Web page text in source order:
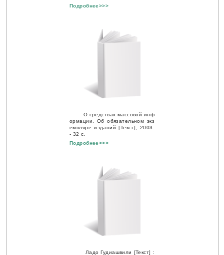
Подробнее>>>
О средствах массовой инф
ормации. Об обязательном экз
емпляре изданий [Текст], 2003.
- 32 с.
Подробнее>>>
Ладо Гудиашвили [Текст] :